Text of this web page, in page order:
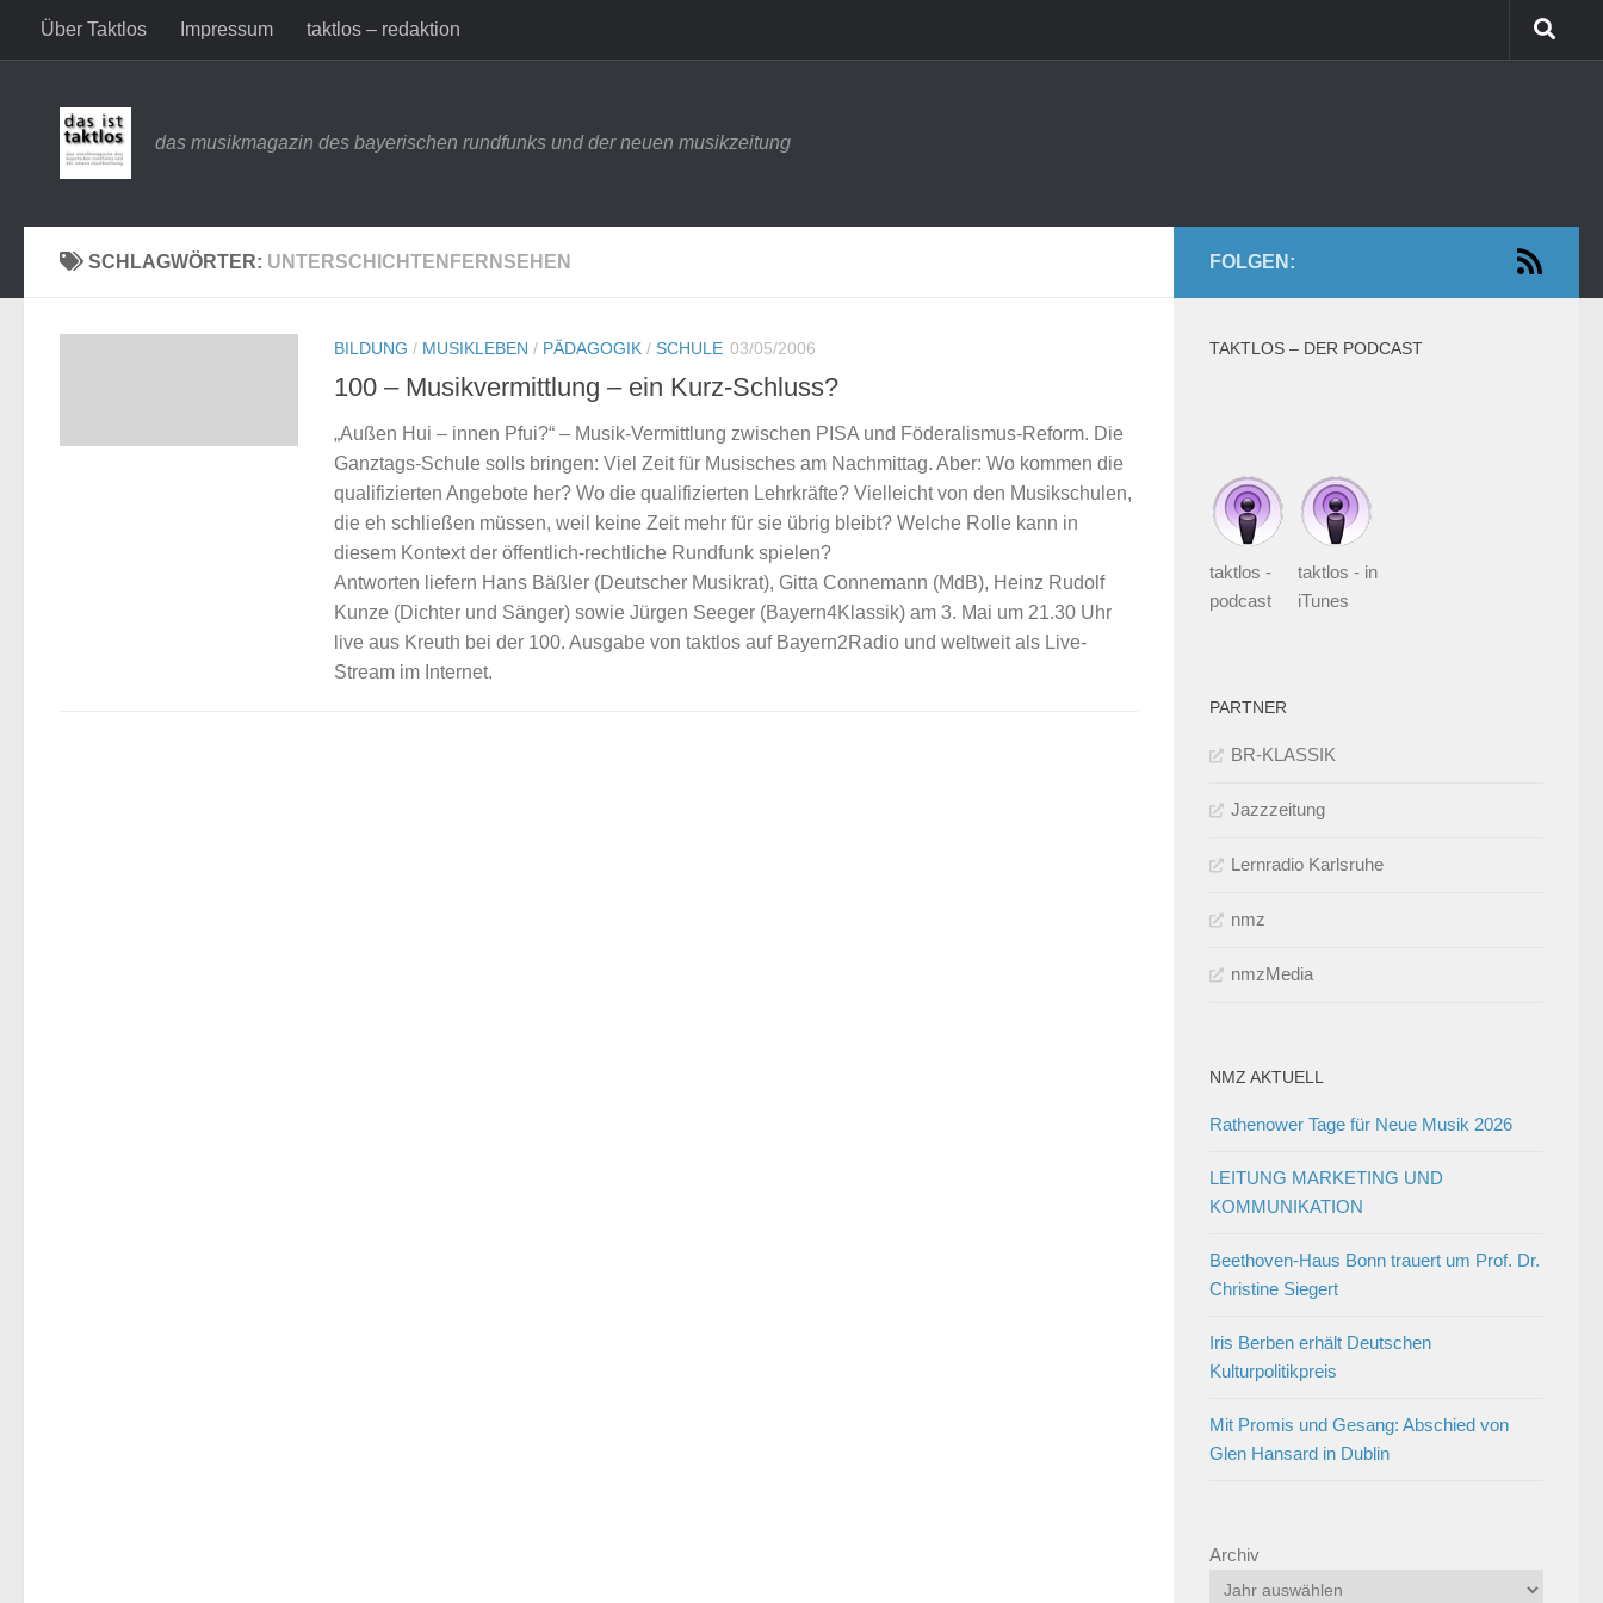
Zum Inhalt springen
Über Taktlos Impressum taktlos – redaktion
das musikmagazin des bayerischen rundfunks und der neuen musikzeitung
SCHLAGWÖRTER: UNTERSCHICHTENFERNSEHEN
BILDUNG / MUSIKLEBEN / PÄDAGOGIK / SCHULE 03/05/2006
100 – Musikvermittlung – ein Kurz-Schluss?
„Außen Hui – innen Pfui?“ – Musik-Vermittlung zwischen PISA und Föderalismus-Reform. Die
Ganztags-Schule solls bringen: Viel Zeit für Musisches am Nachmittag. Aber: Wo kommen die
qualifizierten Angebote her? Wo die qualifizierten Lehrkräfte? Vielleicht von den Musikschulen,
die eh schließen müssen, weil keine Zeit mehr für sie übrig bleibt? Welche Rolle kann in
diesem Kontext der öffentlich-rechtliche Rundfunk spielen?
Antworten liefern Hans Bäßler (Deutscher Musikrat), Gitta Connemann (MdB), Heinz Rudolf
Kunze (Dichter und Sänger) sowie Jürgen Seeger (Bayern4Klassik) am 3. Mai um 21.30 Uhr
live aus Kreuth bei der 100. Ausgabe von taktlos auf Bayern2Radio und weltweit als Live-
Stream im Internet.
FOLGEN:
TAKTLOS – DER PODCAST
taktlos -
podcast
taktlos - in
iTunes
PARTNER
BR-KLASSIK
Jazzzeitung
Lernradio Karlsruhe
nmz
nmzMedia
NMZ AKTUELL
Rathenower Tage für Neue Musik 2026
LEITUNG MARKETING UND
KOMMUNIKATION
Beethoven-Haus Bonn trauert um Prof. Dr.
Christine Siegert
Iris Berben erhält Deutschen
Kulturpolitikpreis
Mit Promis und Gesang: Abschied von
Glen Hansard in Dublin
Archiv